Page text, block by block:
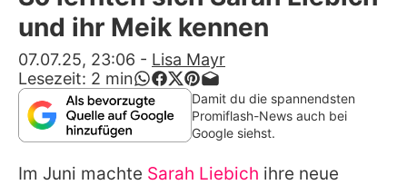
Stars
Filme & Serien
Lifestyle
Familie & Liebe
und ihr Meik kennen
07.07.25, 23:06 - Lisa Mayr
Lesezeit: 2 min
Damit du die spannendsten
Promiflash-News auch bei
Google siehst.
Im Juni machte Sarah Liebich ihre neue